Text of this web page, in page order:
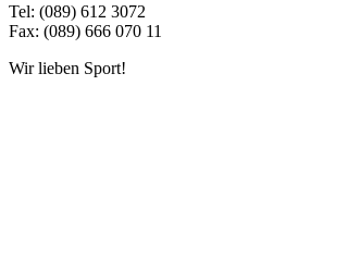
Tel: (089) 612 3072
Fax: (089) 666 070 11
Wir lieben Sport!